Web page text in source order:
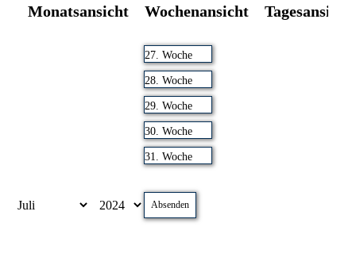
Monatsansicht Wochenansicht Tagesansicht
27. Woche
28. Woche
29. Woche
30. Woche
31. Woche
Absenden